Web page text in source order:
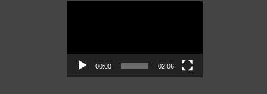
00:00 02:06